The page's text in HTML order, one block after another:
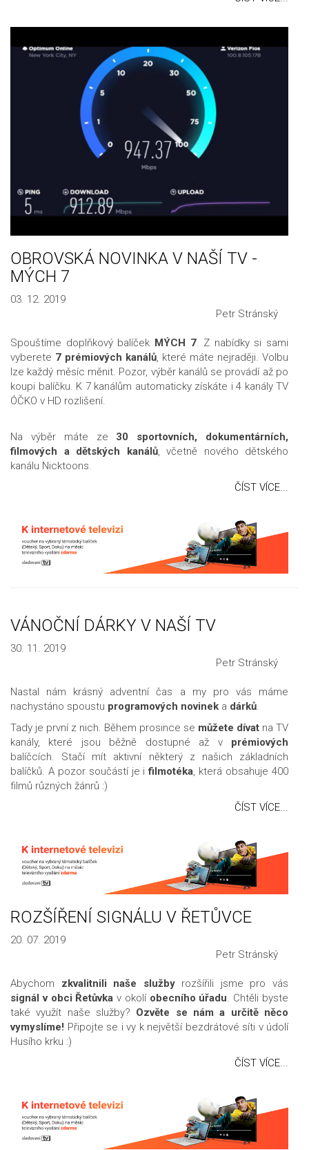
OBROVSKÁ NOVINKA V NAŠÍ TV -
MÝCH 7
03. 12. 2019
Petr Stránský
Spouštíme doplňkový balíček MÝCH 7. Z nabídky si sami
vyberete 7 prémiových kanálů, které máte nejraději. Volbu
lze každý měsíc měnit. Pozor, výběr kanálů se provádí až po
koupi balíčku. K 7 kanálům automaticky získáte i 4 kanály TV
ÓČKO v HD rozlišení.
Na výběr máte ze 30 sportovních, dokumentárních,
filmových a dětských kanálů, včetně nového dětského
kanálu Nicktoons.
ČÍST VÍCE...
VÁNOČNÍ DÁRKY V NAŠÍ TV
30. 11. 2019
Petr Stránský
Nastal nám krásný adventní čas a my pro vás máme
nachystáno spoustu programových novinek a dárků.
Tady je první z nich. Během prosince se můžete dívat na TV
kanály, které jsou běžně dostupné až v prémiových
balíčcích. Stačí mít aktivní některý z našich základních
balíčků. A pozor součástí je ifilmotéka, která obsahuje 400
filmů různých žánrů :)
ČÍST VÍCE...
ROZŠÍŘENÍ SIGNÁLU V ŘETŮVCE
20. 07. 2019
Petr Stránský
Abychom zkvalitnili naše službyrozšířili jsme pro vás
signál v obci Řetůvka v okolí obecního úřadu. Chtěli byste
také využít naše služby? Ozvěte se nám a určitě něco
vymyslíme! Připojte se i vy k největší bezdrátové síti v údolí
Husího krku :)
ČÍST VÍCE...